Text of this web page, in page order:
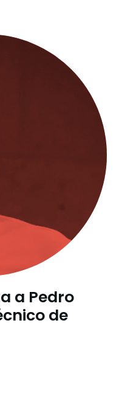
a Pedro
de